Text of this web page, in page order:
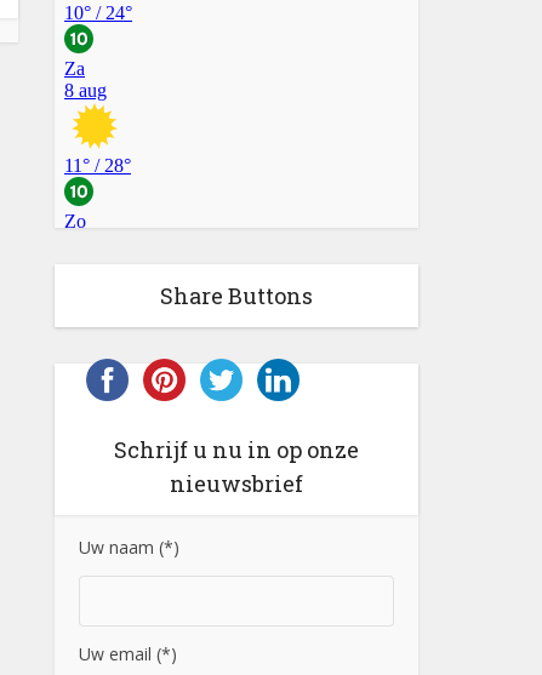
Share Buttons
Schrijf u nu in op onze
nieuwsbrief
Uw naam (*)
Uw email (*)